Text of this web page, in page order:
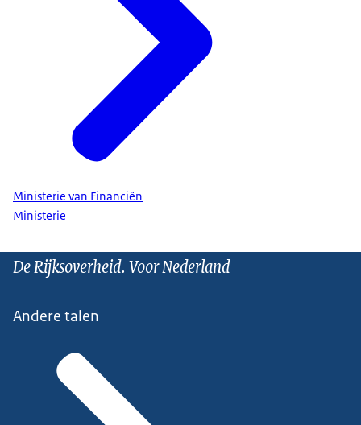
Ministerie van Financiën
Ministerie
De Rijksoverheid. Voor Nederland
Andere talen